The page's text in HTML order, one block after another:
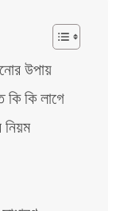
উপায়
কি লাগে
নিয়ম